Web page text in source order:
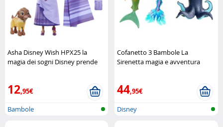
Asha Disney Wish HPX25 la
magia dei sogni Disney prende
12,95€
Bambole
Cofanetto 3 Bambole La
Sirenetta magia e avventura
44,95€
Disney